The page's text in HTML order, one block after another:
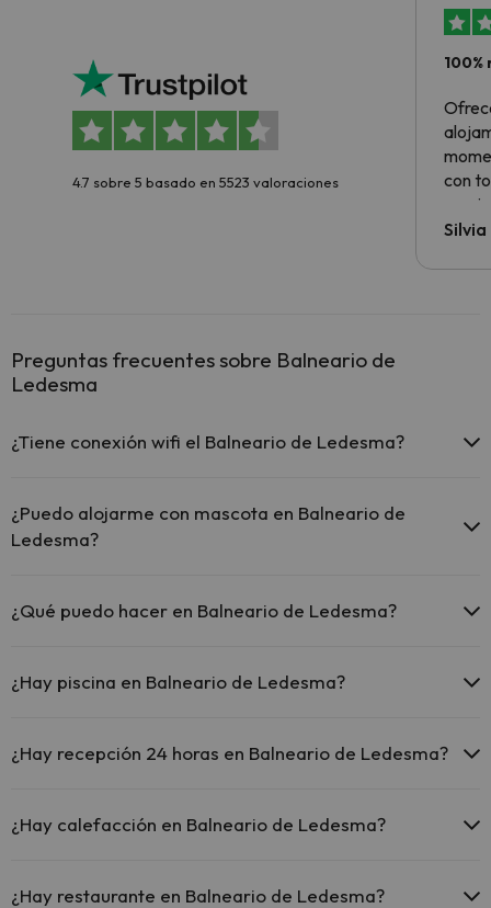
4.7 sobre 5 basado en 5523 valoraciones
con
Preguntas frecuentes sobre Balneario de
Ledesma
¿Tiene conexión wifi el Balneario de Ledesma?
hotel.
El Balneario de Ledesma ofrece Wi-Fi gratuito en zonas
¿Puedo alojarme con mascota en Balneario de
Ledesma?
¿Qué puedo hacer en Balneario de Ledesma?
(algunas pueden ser de pago).
¿Hay piscina en Balneario de Ledesma?
pago) Aquí tienes más info sobre la piscina y otras instalaciones.
¿Hay recepción 24 horas en Balneario de Ledesma?
¿Hay calefacción en Balneario de Ledesma?
¿Hay restaurante en Balneario de Ledesma?